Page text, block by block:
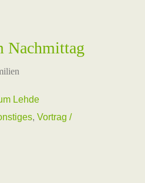
Nachmittag
Lehde
, Vortrag /